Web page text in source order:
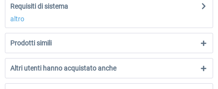
Requisiti di sistema
altro
Prodotti simili
Altri utenti hanno acquistato anche